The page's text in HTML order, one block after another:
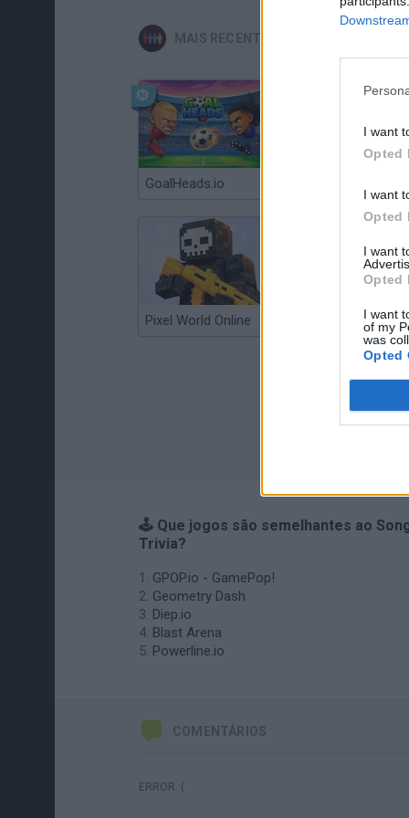
I want
Opted
I want
Opted
I want
Opted
I want
of my
was
Opted
MAIS RECENTES JOGOS DE
GoalHeads.io
Pixel World Online Jump for Brainrots
🕹️ Que jogos são semelhantes ao
Trivia?
GPOP.io - GamePop!
Geometry Dash
Diep.io
Blast Arena
Powerline.io
COMENTÁRIOS
ERROR :(